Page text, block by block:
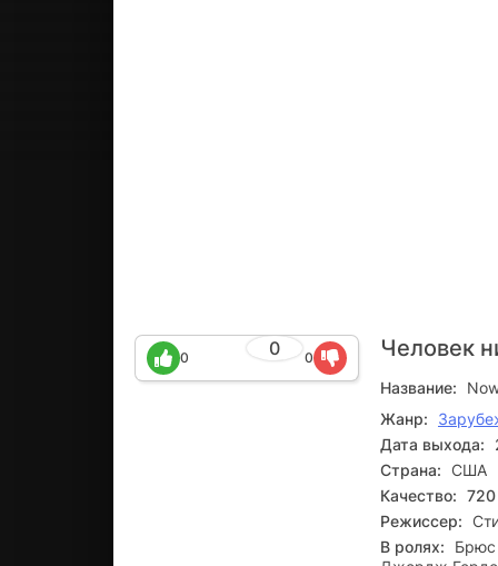
Человек
0
0 0
Название:
Жанр:
Дата выхода:
Страна: США
Качество:
Режиссер:
В ролях:
Брюс